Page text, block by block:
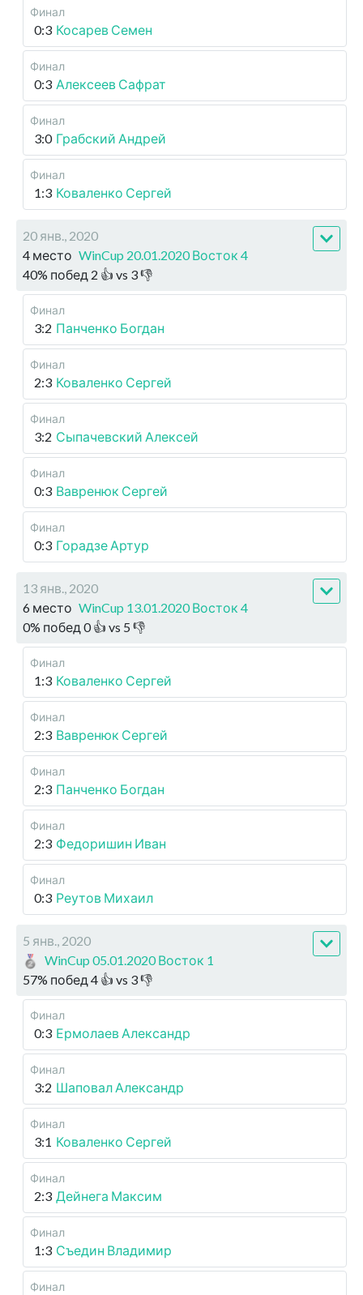
Финал
0:3 Косарев Семен
Финал
0:3 Алексеев Сафрат
Финал
3:0 Грабский Андрей
Финал
1:3 Коваленко Сергей
20 янв., 2020
4 место WinCup 20.01.2020 Восток 4
40% побед 2 👍 vs 3👎
Финал
3:2 Панченко Богдан
Финал
2:3 Коваленко Сергей
Финал
3:2 Сыпачевский Алексей
Финал
0:3 Вавренюк Сергей
Финал
0:3 Горадзе Артур
13 янв., 2020
6 место WinCup 13.01.2020 Восток 4
0% побед 0👍 vs 5 👎
Финал
1:3 Коваленко Сергей
Финал
2:3 Вавренюк Сергей
Финал
2:3 Панченко Богдан
Финал
2:3 Федоришин Иван
Финал
0:3 Реутов Михаил
5 янв., 2020
WinCup 05.01.2020 Восток 1
57% побед 4 👍 vs 3👎
Финал
0:3 Ермолаев Александр
Финал
3:2 Шаповал Александр
Финал
3:1 Коваленко Сергей
Финал
2:3 Дейнега Максим
Финал
1:3 Съедин Владимир
Финал